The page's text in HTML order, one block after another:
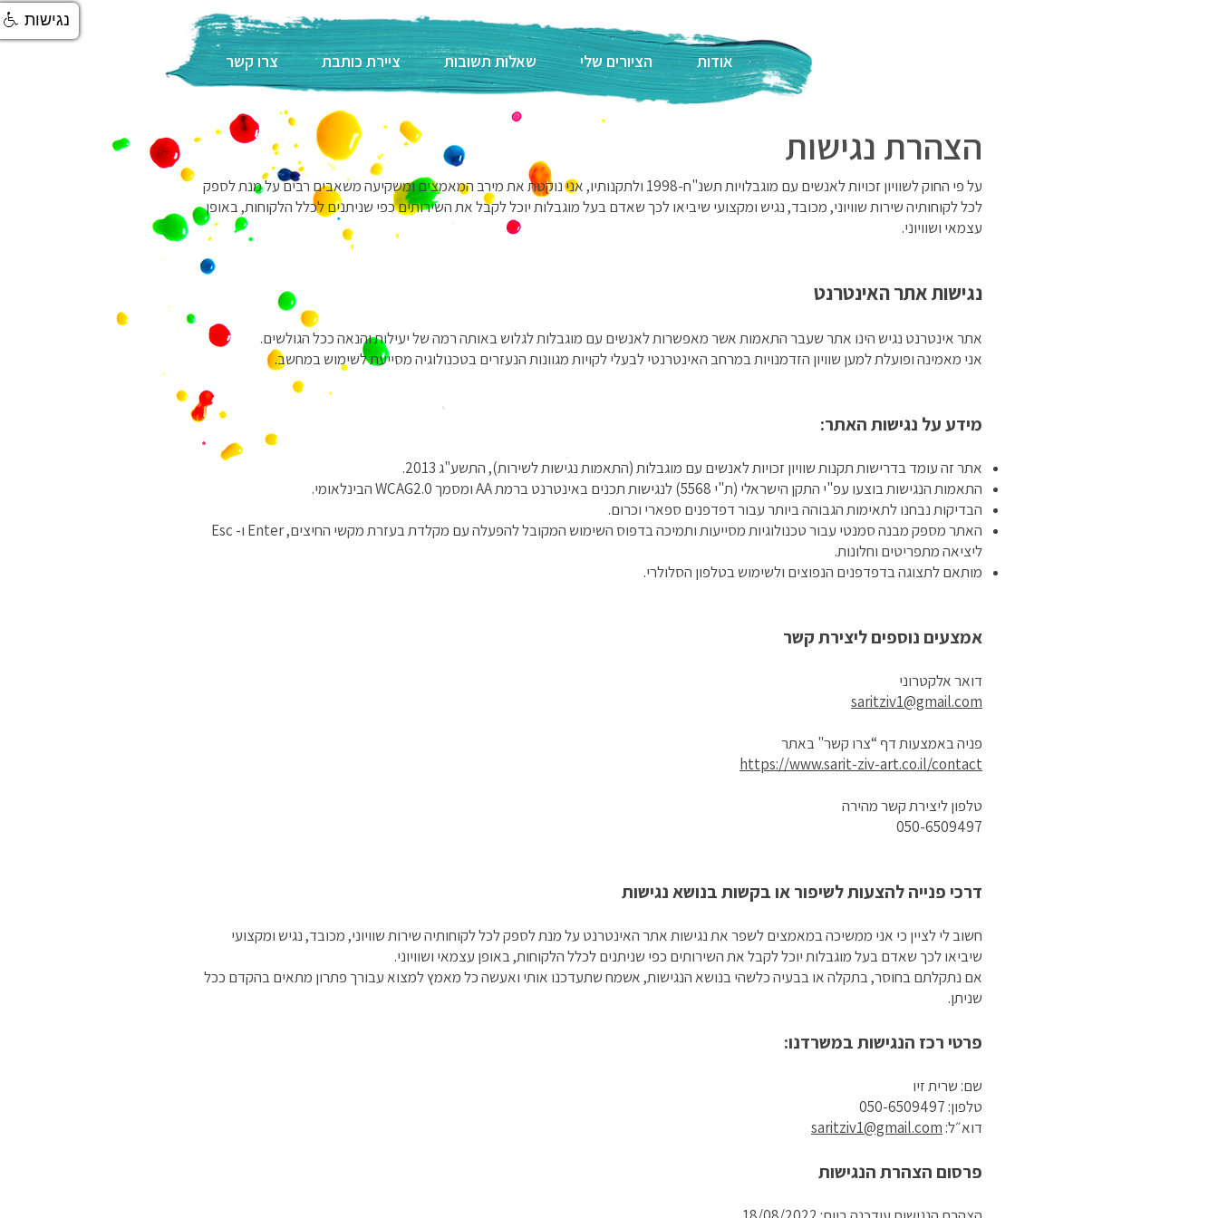
אודות הציורים שלי שאלות תשובות ציירת כותבת צרו קשר
הצהרת נגישות
על פי החוק לשוויון זכויות לאנשים עם מוגבלויות תשנ"ח-1998 ולתקנותיו, אני נוקטת את מירב המאמצים ומשקיעה משאבים רבים על מנת לספק
לכל לקוחותיה שירות שוויוני, מכובד, נגיש ומקצועי שיביאו לכך שאדם בעל מוגבלות יוכל לקבל את השירותים כפי שניתנים לכלל הלקוחות, באופן
עצמאי ושוויוני.
נגישות אתר האינטרנט
אתר אינטרנט נגיש הינו אתר שעבר התאמות אשר מאפשרות לאנשים עם מוגבלות לגלוש באותה רמה של יעילות והנאה ככל הגולשים.
אני מאמינה ופועלת למען שוויון הזדמנויות במרחב האינטרנטי לבעלי לקויות מגוונות הנעזרים בטכנולוגיה מסייעת לשימוש במחשב.
מידע על נגישות האתר:
אתר זה עומד בדרישות תקנות שוויון זכויות לאנשים עם מוגבלות (התאמות נגישות לשירות), התשע"ג 2013.
התאמות הנגישות בוצעו עפ"י התקן הישראלי (ת"י 5568) לנגישות תכנים באינטרנט ברמת AA ומסמך WCAG2.0 הבינלאומי.
הבדיקות נבחנו לתאימות הגבוהה ביותר עבור דפדפנים ספארי וכרום.
האתר מספק מבנה סמנטי עבור טכנולוגיות מסייעות ותמיכה בדפוס השימוש המקובל להפעלה עם מקלדת בעזרת מקשי החיצים, Enter ו- Esc
ליציאה מתפריטים וחלונות.
מותאם לתצוגה בדפדפנים הנפוצים ולשימוש בטלפון הסלולרי.
אמצעים נוספים ליצירת קשר
דואר אלקטרוני
saritziv1@gmail.com
פניה באמצעות דף “צרו קשר" באתר
https://www.sarit-ziv-art.co.il/contact
טלפון ליצירת קשר מהירה
050-6509497
דרכי פנייה להצעות לשיפור או בקשות בנושא נגישות
חשוב לי לציין כי אני ממשיכה במאמצים לשפר את נגישות אתר האינטרנט על מנת לספק לכל לקוחותיה שירות שוויוני, מכובד, נגיש ומקצועי
שיביאו לכך שאדם בעל מוגבלות יוכל לקבל את השירותים כפי שניתנים לכלל הלקוחות, באופן עצמאי ושוויוני.
אם נתקלתם בחוסר, בתקלה או בבעיה כלשהי בנושא הנגישות, אשמח שתעדכנו אותי ואעשה כל מאמץ למצוא עבורך פתרון מתאים בהקדם ככל
שניתן.
פרטי רכז הנגישות במשרדנו:
שם: שרית זיו
טלפון: 050-6509497
דוא״ל: saritziv1@gmail.com
פרסום הצהרת הנגישות
נגישות